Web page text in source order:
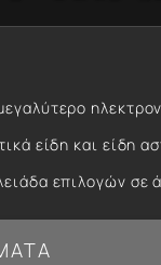
είδη και είδη
επιλογών σε